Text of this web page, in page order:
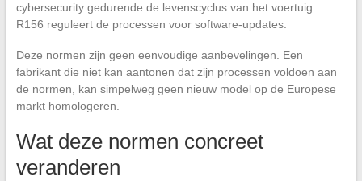
cybersecurity gedurende de levenscyclus van het voertuig.
R156 reguleert de processen voor software-updates.
Deze normen zijn geen eenvoudige aanbevelingen. Een
fabrikant die niet kan aantonen dat zijn processen voldoen aan
de normen, kan simpelweg geen nieuw model op de Europese
markt homologeren.
Wat deze normen concreet
veranderen